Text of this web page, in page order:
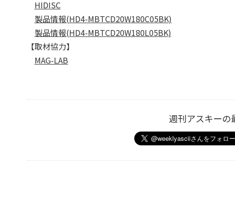
HIDISC
製品情報(HD4-MBTCD20W180C05BK)
製品情報(HD4-MBTCD20W180L05BK)
【取材協力】
MAG-LAB
週刊アスキーの